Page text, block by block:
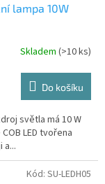
lampa 10W
Skladem (>10 ks)
Do košíku
světla má 10 W
LED tvořena
Kód: SU-LEDH05